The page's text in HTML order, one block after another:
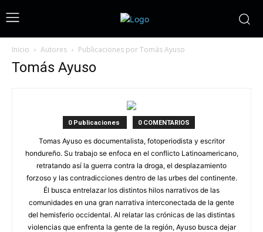
Inicio Autores Publicaciones por Tomás Ayuso
Tomás Ayuso
0 Publicaciones 0 COMENTARIOS
Tomas Ayuso es documentalista, fotoperiodista y escritor
hondureño. Su trabajo se enfoca en el conflicto Latinoamericano,
retratando así la guerra contra la droga, el desplazamiento
forzoso y las contradicciones dentro de las urbes del continente.
Él busca entrelazar los distintos hilos narrativos de las
comunidades en una gran narrativa interconectada de la gente
del hemisferio occidental. Al relatar las crónicas de las distintas
violencias que enfrenta la gente de la región, Ayuso busca dejar